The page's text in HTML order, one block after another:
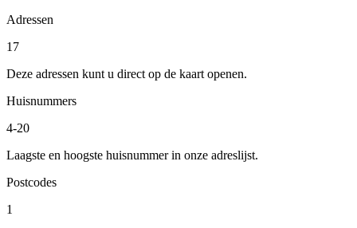
Adressen
17
Deze adressen kunt u direct op de kaart openen.
Huisnummers
4-20
Laagste en hoogste huisnummer in onze adreslijst.
Postcodes
1